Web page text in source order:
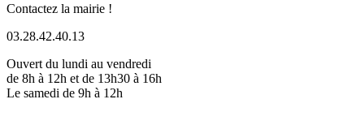
Contactez la mairie !
03.28.42.40.13
Ouvert du lundi au vendredi
de 8h à 12h et de 13h30 à 16h
Le samedi de 9h à 12h